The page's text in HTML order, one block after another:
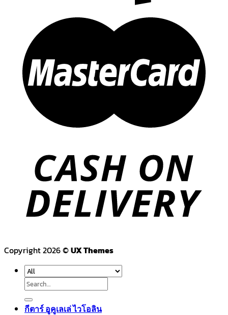
Copyright 2026 ©UX Themes
Search
for:
กีตาร์ อูคูเลเล่ ไวโอลิน